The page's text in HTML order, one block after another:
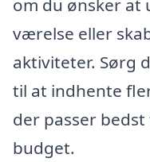
om du ønsker at
værelse eller
aktiviteter. Sørg
til at indhente
der passer
budget.